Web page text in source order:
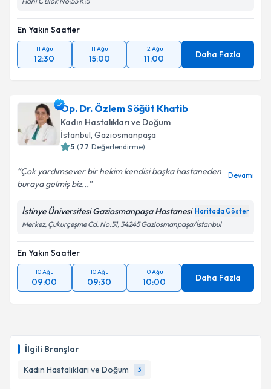
İlgili Branşlar
Kadın Hastalıkları ve Doğum
3
En Yakın Saatler
11 Ağu
12:30
11 Ağu
15:00
12 Ağu
11:00 Daha Fazla
Op. Dr. Özlem Söğüt Khatib
Kadın Hastalıkları ve Doğum
İstanbul, Gaziosmanpaşa
5 (77 Değerlendirme)
Çok yardımsever bir hekim kendisi başka hastaneden
buraya gelmiş biz...
Devamı
İstinye Üniversitesi Gaziosmanpaşa Hastanesi Haritada Göster
Merkez, Çukurçeşme Cd. No:51, 34245 Gaziosmanpaşa/İstanbul
En Yakın Saatler
10 Ağu
09:00
10 Ağu
09:30
10 Ağu
10:00 Daha Fazla